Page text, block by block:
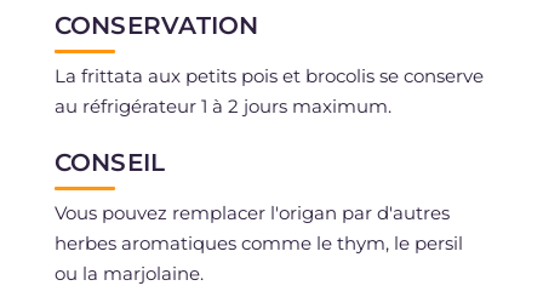
CONSERVATION
La frittata aux petits pois et brocolis se conserve
au réfrigérateur 1 à 2 jours maximum.
CONSEIL
Vous pouvez remplacer l'origan par d'autres
herbes aromatiques comme le thym, le persil
ou la marjolaine.